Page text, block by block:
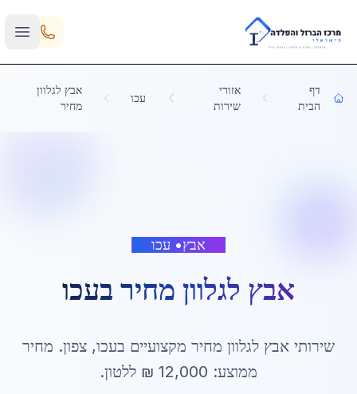
Skip to main content
דף
הבית
אזורי
שירות
עכו
אבץ לגלוון
מחיר
אבץ• עכו
אבץ לגלוון מחיר בעכו
שירותי אבץ לגלוון מחיר מקצועיים בעכו, צפון. מחיר
ממוצע: 12,000 ₪ ללטון.